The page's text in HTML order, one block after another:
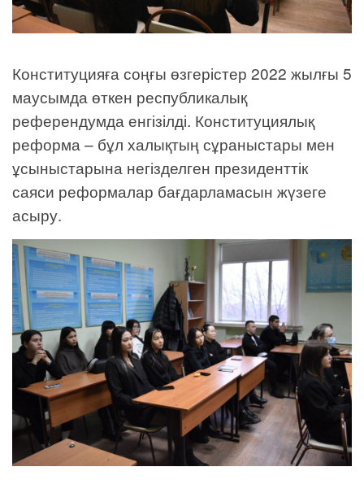
Конституцияға соңғы өзгерістер 2022 жылғы 5
маусымда өткен республикалық
референдумда енгізілді. Конституциялық
реформа – бұл халықтың сұраныстары мен
ұсыныстарына негізделген президенттік
саяси реформалар бағдарламасын жүзеге
асыру.